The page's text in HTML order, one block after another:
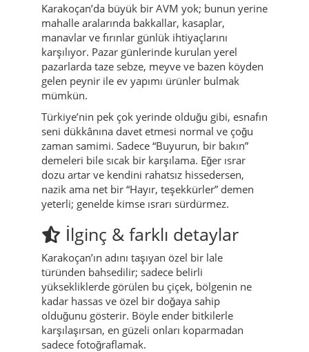
Karakoçan’da büyük bir AVM yok; bunun yerine
mahalle aralarında bakkallar, kasaplar,
manavlar ve fırınlar günlük ihtiyaçlarını
karşılıyor. Pazar günlerinde kurulan yerel
pazarlarda taze sebze, meyve ve bazen köyden
gelen peynir ile ev yapımı ürünler bulmak
mümkün.
Türkiye’nin pek çok yerinde olduğu gibi, esnafın
seni dükkânına davet etmesi normal ve çoğu
zaman samimi. Sadece “Buyurun, bir bakın”
demeleri bile sıcak bir karşılama. Eğer ısrar
dozu artar ve kendini rahatsız hissedersen,
nazik ama net bir “Hayır, teşekkürler” demen
yeterli; genelde kimse ısrarı sürdürmez.
İlginç & farklı detaylar
Karakoçan’ın adını taşıyan özel bir lale
türünden bahsedilir; sadece belirli
yüksekliklerde görülen bu çiçek, bölgenin ne
kadar hassas ve özel bir doğaya sahip
olduğunu gösterir. Böyle ender bitkilerle
karşılaşırsan, en güzeli onları koparmadan
sadece fotoğraflamak.